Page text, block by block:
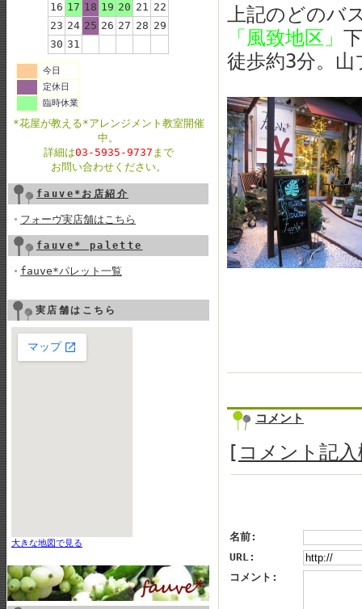
16 17 18 19 20 21 22
23 24 25 26 27 28 29
30 31
今日
定休日
臨時休業
*花屋が教える*アレンジメント教室開催
中。
詳細は03-5935-9737 まで
お問い合わせください。
fauve*お店紹介
フォーヴ実店舗はこちら
fauve* palette
fauve*パレット一覧
実店舗はこちら
大きな地図で見る
上記のどのバ
「風致地区」
徒歩約3分。
コメント
[ コメント記
名前:
URL:
コメント: